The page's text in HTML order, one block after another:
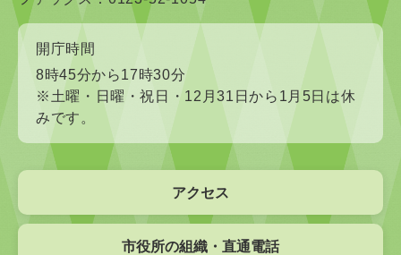
開庁時間
8時45分から17時30分
※土曜・日曜・祝日・12月31日から1月5日は休
みです。
アクセス
市役所の組織・直通電話